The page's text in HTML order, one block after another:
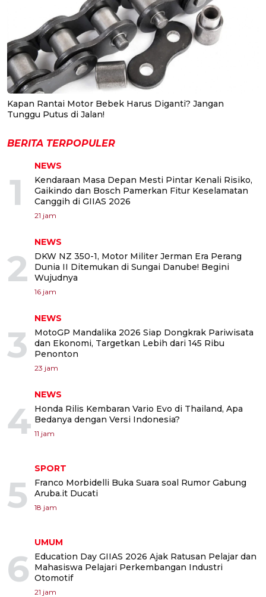
Kapan Rantai Motor Bebek Harus Diganti? Jangan
Tunggu Putus di Jalan!
BERITA TERPOPULER
1
NEWS
Kendaraan Masa Depan Mesti Pintar Kenali Risiko,
Gaikindo dan Bosch Pamerkan Fitur Keselamatan
Canggih di GIIAS 2026
21 jam
2
NEWS
DKW NZ 350-1, Motor Militer Jerman Era Perang
Dunia II Ditemukan di Sungai Danube! Begini
Wujudnya
16 jam
3
NEWS
MotoGP Mandalika 2026 Siap Dongkrak Pariwisata
dan Ekonomi, Targetkan Lebih dari 145 Ribu
Penonton
23 jam
4
NEWS
Honda Rilis Kembaran Vario Evo di Thailand, Apa
Bedanya dengan Versi Indonesia?
11 jam
5
SPORT
Franco Morbidelli Buka Suara soal Rumor Gabung
Aruba.it Ducati
18 jam
6
UMUM
Education Day GIIAS 2026 Ajak Ratusan Pelajar dan
Mahasiswa Pelajari Perkembangan Industri
Otomotif
21 jam